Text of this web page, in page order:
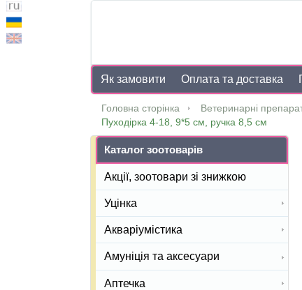
Як замовити Оплата та доставка
Головна сторінка Ветеринарні
Пуходірка 4-18, 9*5 см, ручка 8,5 см
Каталог зоотоварів
Акції, зоотовари зі знижкою
Уцінка
Акваріумістика
Амуніція та аксесуари
Аптечка